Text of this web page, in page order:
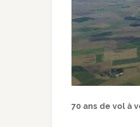
70 ans de vol à